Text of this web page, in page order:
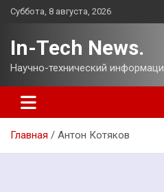
Перейти
Суббота, 8 августа, 2026
In-Tech News.
Научно-технический
Главная Антон Котяков